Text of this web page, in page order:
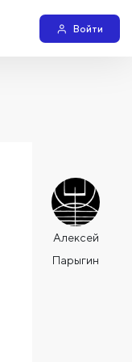
Войти
Алексей
Парыгин